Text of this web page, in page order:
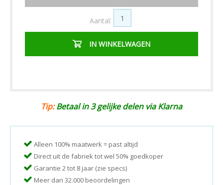
Aantal:
IN WINKELWAGEN
Tip:Betaal in 3 gelijke delen via Klarna
Alleen 100% maatwerk = past altijd
Direct uit de fabriek tot wel 50% goedkoper
Garantie 2 tot 8 jaar (zie specs)
Meer dan 32.000 beoordelingen